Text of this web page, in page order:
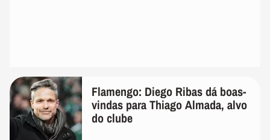
Flamengo: Diego Ribas dá boas-
vindas para Thiago Almada, alvo
do clube